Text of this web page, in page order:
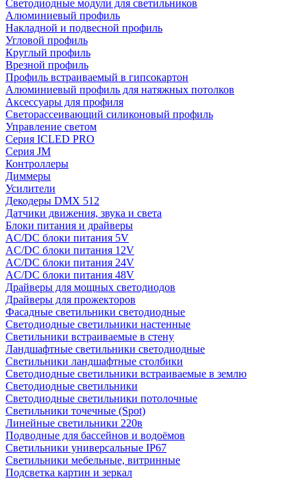
Светодиодные модули для светильников
Алюминиевый профиль
Накладной и подвесной профиль
Угловой профиль
Круглый профиль
Врезной профиль
Профиль встраиваемый в гипсокартон
Алюминиевый профиль для натяжных потолков
Аксессуары для профиля
Светорассеивающий силиконовый профиль
Управление светом
Серия ICLED PRO
Серия JM
Контроллеры
Диммеры
Усилители
Декодеры DMX 512
Датчики движения, звука и света
Блоки питания и драйверы
AC/DC блоки питания 5V
AC/DC блоки питания 12V
AC/DC блоки питания 24V
AC/DC блоки питания 48V
Драйверы для мощных светодиодов
Драйверы для прожекторов
Фасадные светильники светодиодные
Светодиодные светильники настенные
Светильники встраиваемые в стену
Ландшафтные светильники светодиодные
Светильники ландшафтные столбики
Светодиодные светильники встраиваемые в землю
Светодиодные светильники
Светодиодные светильники потолочные
Светильники точечные (Spot)
Линейные светильники 220в
Подводные для бассейнов и водоёмов
Светильники универсальные IP67
Светильники мебельные, витринные
Подсветка картин и зеркал